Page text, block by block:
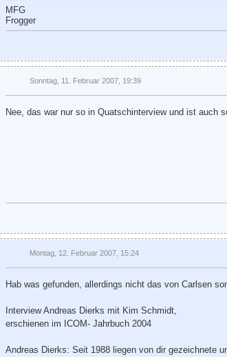
MFG
Frogger
Sonntag, 11. Februar 2007, 19:39
Nee, das war nur so in Quatschinterview und ist auch
Montag, 12. Februar 2007, 15:24
Hab was gefunden, allerdings nicht das von Carlsen
Interview Andreas Dierks mit Kim Schmidt,
erschienen im ICOM- Jahrbuch 2004
Andreas Dierks: Seit 1988 liegen von dir gezeichnete